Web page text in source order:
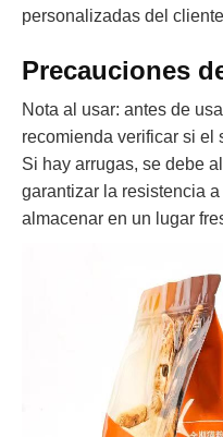
personalizadas del
Precauciones
Nota al usar: antes de
recomienda verificar si el
Si hay arrugas, se debe
garantizar la resistencia
almacenar en un lugar